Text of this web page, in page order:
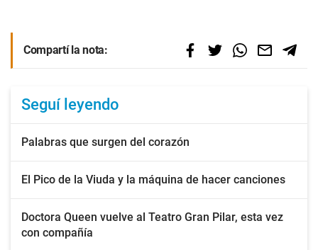
Compartí la nota:
Seguí leyendo
Palabras que surgen del corazón
El Pico de la Viuda y la máquina de hacer canciones
Doctora Queen vuelve al Teatro Gran Pilar, esta vez
con compañía